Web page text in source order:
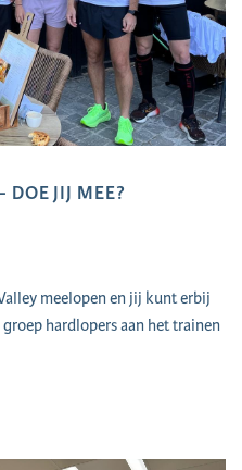
JIJ MEE?
meelopen en jij kunt erbij
hardlopers aan het trainen